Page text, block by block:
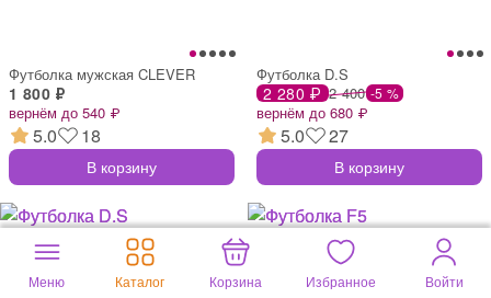
Футболка мужская CLEVER
1 800 ₽
вернём до 540 ₽
5.0 18
В корзину
Футболка D.S
2 280 ₽ 2 400 -5 %
вернём до 680 ₽
5.0 27
В корзину
Меню Каталог Корзина Избранное Войти